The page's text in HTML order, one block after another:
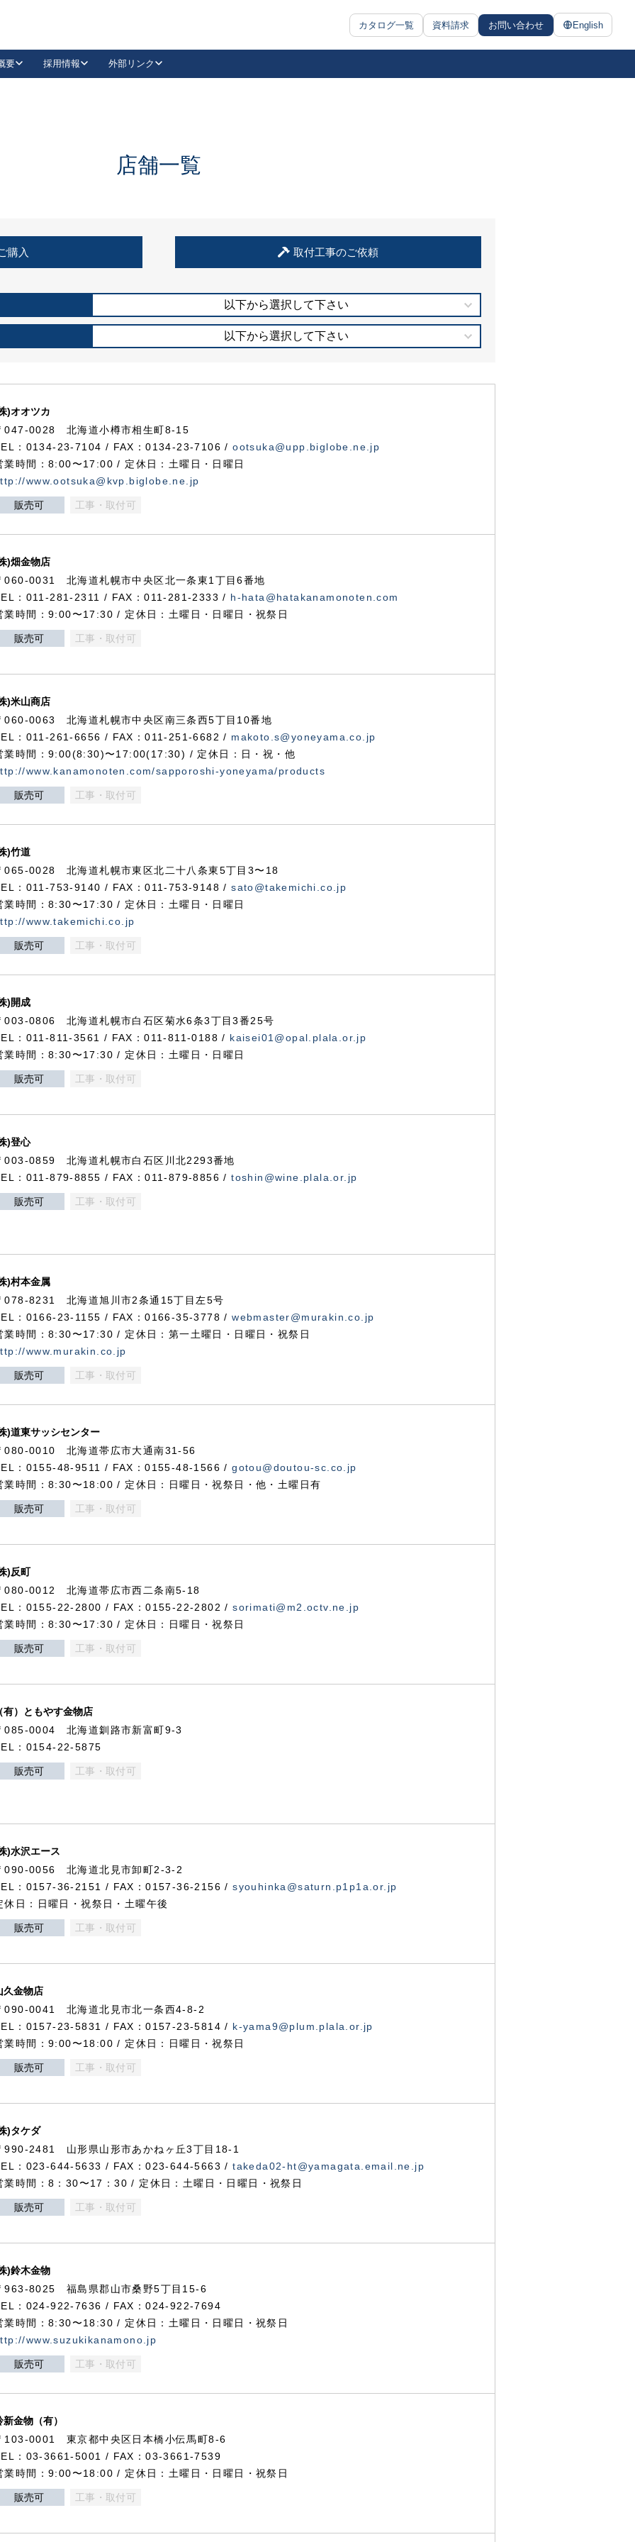
カタログ一覧 資料請求 お問い合わせ English
抗ウイルス・抗菌製品
要 採用情報 外部リンク
LinkedIn
住宅使用部材標準化推進協議会
店舗一覧
購入 取付工事のご依頼
以下から選択して下さい
以下から選択して下さい
)オオツカ
047-0028 北海道小樽市相生町8-15
：0134-23-7104 / FAX：0134-23-7106 /ootsuka@upp.biglobe.ne.jp
業時間：8:00〜17:00 / 定休日：土曜日・日曜日
www.ootsuka@kvp.biglobe.ne.jp
販売可 工事・取付可
)畑金物店
060-0031 北海道札幌市中央区北一条東1丁目6番地
：011-281-2311 / FAX：011-281-2333 / h-hata@hatakanamonoten.com
業時間：9:00〜17:30 / 定休日：土曜日・日曜日・祝祭日
販売可 工事・取付可
)米山商店
060-0063 北海道札幌市中央区南三条西5丁目10番地
：011-261-6656 / FAX：011-251-6682 / makoto.s@yoneyama.co.jp
業時間：9:00(8:30)〜17:00(17:30) / 定休日：日・祝・他
www.kanamonoten.com/sapporoshi-yoneyama/products
販売可 工事・取付可
)竹道
065-0028 北海道札幌市東区北二十八条東5丁目3〜18
：011-753-9140 / FAX：011-753-9148 /sato@takemichi.co.jp
業時間：8:30〜17:30 / 定休日：土曜日・日曜日
www.takemichi.co.jp
販売可 工事・取付可
)開成
003-0806 北海道札幌市白石区菊水6条3丁目3番25号
：011-811-3561 / FAX：011-811-0188 / kaisei01@opal.plala.or.jp
業時間：8:30〜17:30 / 定休日：土曜日・日曜日
販売可 工事・取付可
)登心
003-0859 北海道札幌市白石区川北2293番地
：011-879-8855 / FAX：011-879-8856 /toshin@wine.plala.or.jp
販売可 工事・取付可
)村本金属
078-8231 北海道旭川市2条通15丁目左5号
：0166-23-1155 / FAX：0166-35-3778 /webmaster@murakin.co.jp
業時間：8:30〜17:30 / 定休日：第一土曜日・日曜日・祝祭日
www.murakin.co.jp
販売可 工事・取付可
)道東サッシセンター
080-0010 北海道帯広市大通南31-56
：0155-48-9511 / FAX：0155-48-1566 /gotou@doutou-sc.co.jp
業時間：8:30〜18:00 / 定休日：日曜日・祝祭日・他・土曜日有
販売可 工事・取付可
)反町
080-0012 北海道帯広市西二条南5-18
：0155-22-2800 / FAX：0155-22-2802 /sorimati@m2.octv.ne.jp
業時間：8:30〜17:30 / 定休日：日曜日・祝祭日
販売可 工事・取付可
有）ともやす金物店
085-0004 北海道釧路市新富町9-3
：0154-22-5875
販売可 工事・取付可
)水沢エース
090-0056 北海道北見市卸町2-3-2
：0157-36-2151 / FAX：0157-36-2156 /syouhinka@saturn.p1p1a.or.jp
休日：日曜日・祝祭日・土曜午後
販売可 工事・取付可
久金物店
090-0041 北海道北見市北一条西4-8-2
：0157-23-5831 / FAX：0157-23-5814 / k-yama9@plum.plala.or.jp
業時間：9:00〜18:00 / 定休日：日曜日・祝祭日
販売可 工事・取付可
)タケダ
990-2481 山形県山形市あかねヶ丘3丁目18-1
：023-644-5633 / FAX：023-644-5663 /takeda02-ht@yamagata.email.ne.jp
業時間：8：30〜17：30 / 定休日：土曜日・日曜日・祝祭日
販売可 工事・取付可
)鈴木金物
963-8025 福島県郡山市桑野5丁目15-6
：024-922-7636 / FAX：024-922-7694
業時間：8:30〜18:30 / 定休日：土曜日・日曜日・祝祭日
www.suzukikanamono.jp
販売可 工事・取付可
新金物（有）
103-0001 東京都中央区日本橋小伝馬町8-6
：03-3661-5001 / FAX：03-3661-7539
業時間：9:00〜18:00 / 定休日：土曜日・日曜日・祝祭日
販売可 工事・取付可